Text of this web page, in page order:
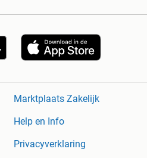
Marktplaats Zakelijk
Help en Info
Privacyverklaring